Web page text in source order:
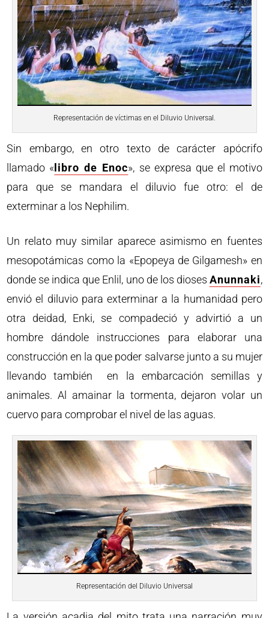
Representación de víctimas en el Diluvio Universal.
Sin embargo, en otro texto de carácter apócrifo
llamado « libro de Enoc», se expresa que el motivo
para que se mandara el diluvio fue otro: el de
exterminar a los Nephilim.
Un relato muy similar aparece asimismo en fuentes
mesopotámicas como la «Epopeya de Gilgamesh» en
donde se indica que Enlil, uno de los dioses Anunnaki,
envió el diluvio para exterminar a la humanidad pero
otra deidad, Enki, se compadeció y advirtió a un
hombre dándole instrucciones para elaborar una
construcción en la que poder salvarse junto a su mujer
llevando también en la embarcación semillas y
animales. Al amainar la tormenta, dejaron volar un
cuervo para comprobar el nivel de las aguas.
Representación del Diluvio Universal